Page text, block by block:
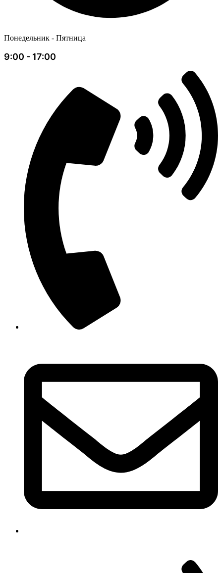
Понедельник - Пятница
9:00 - 17:00